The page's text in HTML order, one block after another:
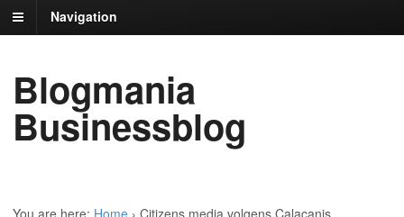
Navigation
Blogmania
Businessblog